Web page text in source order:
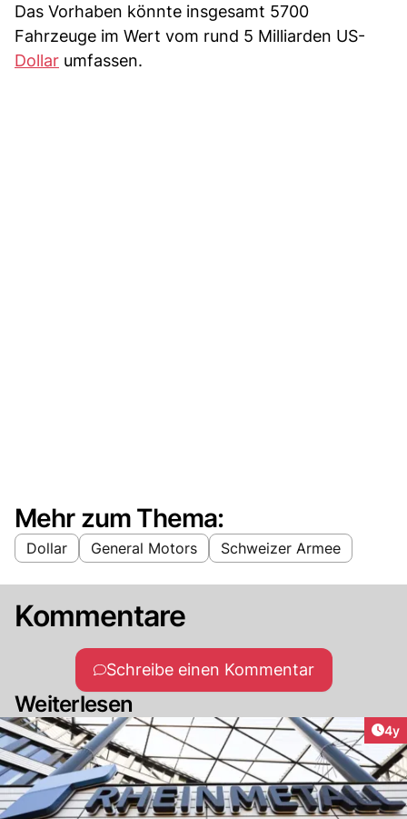
Das Vorhaben könnte insgesamt 5700
Fahrzeuge im Wert vom rund 5 Milliarden US-
Dollar umfassen.
Mehr zum Thema:
Dollar General Motors Schweizer Armee
Kommentare
Schreibe einen Kommentar
Weiterlesen
4y